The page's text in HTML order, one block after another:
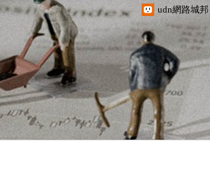
udn網路城邦